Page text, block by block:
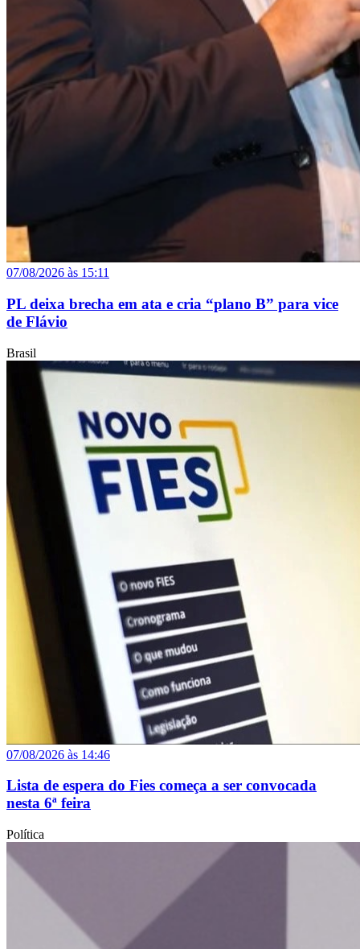
07/08/2026 às 15:11
PL deixa brecha em ata e cria “plano B” para vice
de Flávio
Brasil
07/08/2026 às 14:46
Lista de espera do Fies começa a ser convocada
nesta 6ª feira
Política